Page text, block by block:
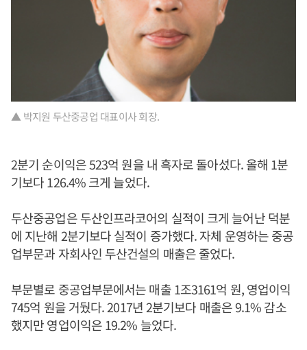
▲ 박지원 두산중공업 대표이사 회장.
2분기 순이익은 523억 원을 내 흑자로 돌아섰다. 올해 1분
기보다 126.4% 크게 늘었다.
두산중공업은 두산인프라코어의 실적이 크게 늘어난 덕분
에 지난해 2분기보다 실적이 증가했다. 자체 운영하는 중공
업부문과 자회사인 두산건설의 매출은 줄었다.
부문별로 중공업부문에서는 매출 1조3161억 원, 영업이익
745억 원을 거뒀다. 2017년 2분기보다 매출은 9.1% 감소
했지만 영업이익은 19.2% 늘었다.